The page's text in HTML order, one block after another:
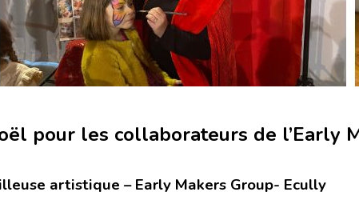
pour les collaborateurs de l’Early
artistique – Early Makers Group- Ecully